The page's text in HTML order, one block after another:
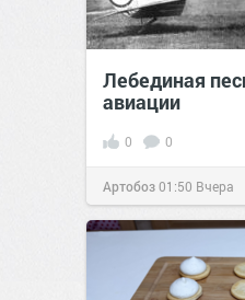
Лебединая
авиации
0 0
Артобоз01:50 Вчера